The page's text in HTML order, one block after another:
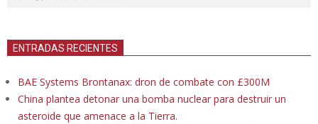
ENTRADAS RECIENTES
BAE Systems Brontanax: dron de combate con £300M
China plantea detonar una bomba nuclear para destruir un
asteroide que amenace a la Tierra.